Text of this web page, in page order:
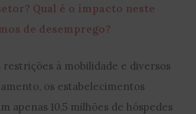
Qual é o impacto neste
de desemprego?
restrições à mobilidade e diversos
os estabelecimentos
apenas 10,5 milhões de hóspedes